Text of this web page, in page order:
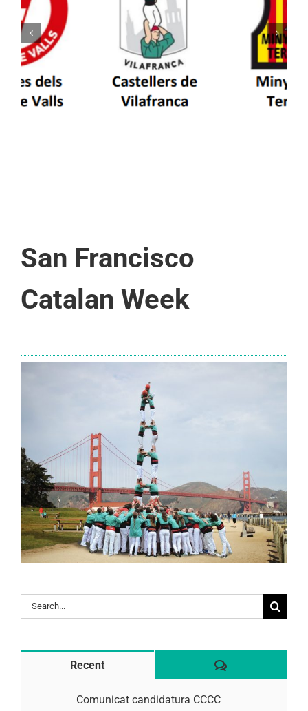
Els Castellers de Vilafranca unieixen tradició i
patrimoni en un viatge de colla a la Vall
d’Aran i a la Vall de Boí
San Francisco
Catalan Week
Search
for:
Recent Comentaris
Comunicat candidatura CCCC